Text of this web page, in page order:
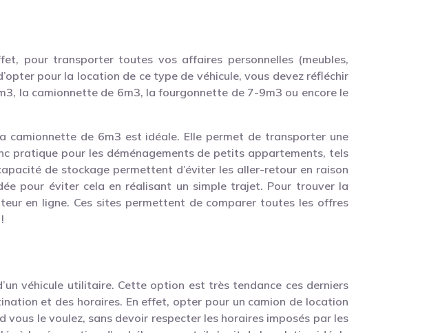
pour transporter toutes vos affaires personnelles (meubles,
pour la location de ce type de véhicule, vous devez réfléchir
la camionnette de 6m3, la fourgonnette de 7-9m3 ou encore le
camionnette de 6m3 est idéale. Elle permet de transporter une
pratique pour les déménagements de petits appartements, tels
de stockage permettent d’éviter les aller-retour en raison
pour éviter cela en réalisant un simple trajet. Pour trouver la
en ligne. Ces sites permettent de comparer toutes les offres
véhicule utilitaire. Cette option est très tendance ces derniers
et des horaires. En effet, opter pour un camion de location
le voulez, sans devoir respecter les horaires imposés par les